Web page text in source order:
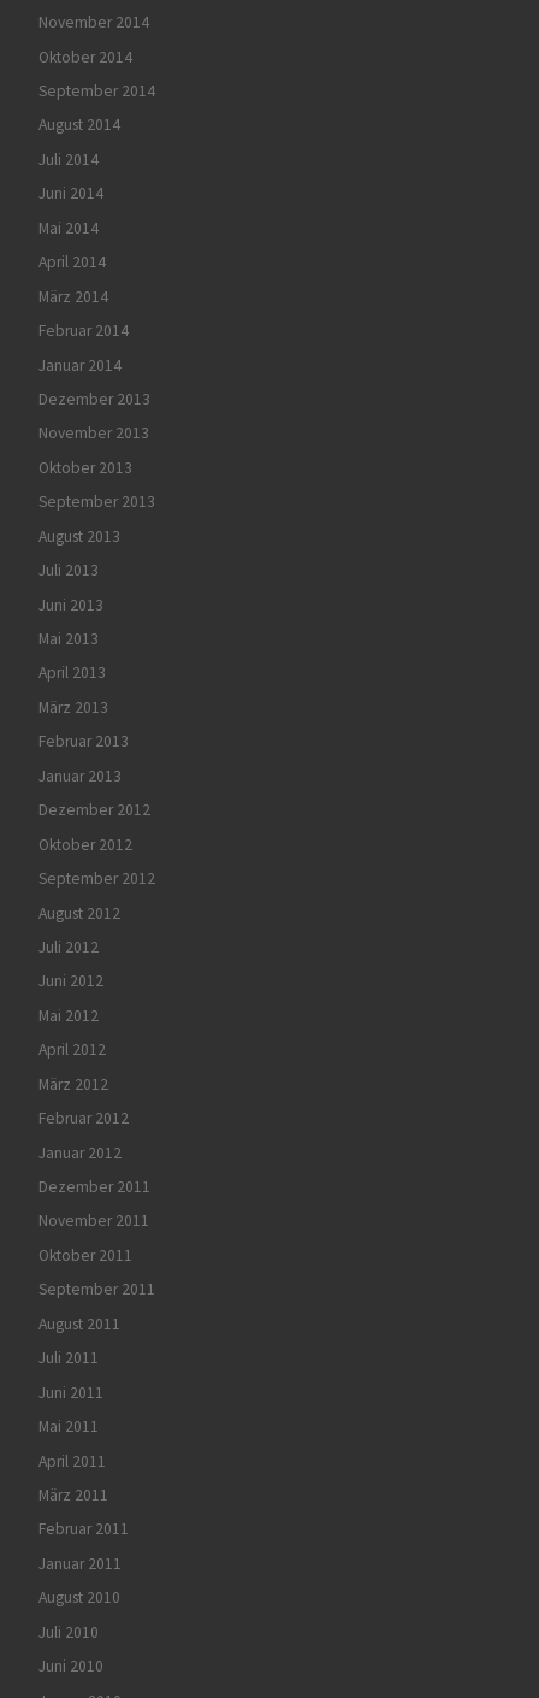
November 2014
Oktober 2014
September 2014
August 2014
Juli 2014
Juni 2014
Mai 2014
April 2014
März 2014
Februar 2014
Januar 2014
Dezember 2013
November 2013
Oktober 2013
September 2013
August 2013
Juli 2013
Juni 2013
Mai 2013
April 2013
März 2013
Februar 2013
Januar 2013
Dezember 2012
Oktober 2012
September 2012
August 2012
Juli 2012
Juni 2012
Mai 2012
April 2012
März 2012
Februar 2012
Januar 2012
Dezember 2011
November 2011
Oktober 2011
September 2011
August 2011
Juli 2011
Juni 2011
Mai 2011
April 2011
März 2011
Februar 2011
Januar 2011
August 2010
Juli 2010
Juni 2010